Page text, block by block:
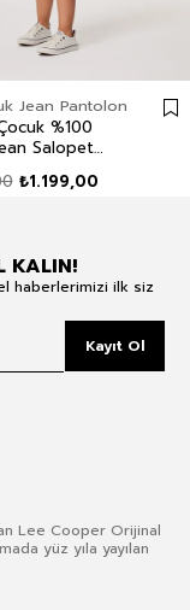
Jean Pantolon
%100
Salopet
₺1.199,00
KALIN!
haberlerimizi ilk siz
Kayıt Ol
Lee Cooper Orijinal
yüz yıla yayılan